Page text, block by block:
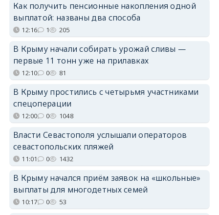
Как получить пенсионные накопления одной
выплатой: названы два способа
12:16 1 205
В Крыму начали собирать урожай сливы —
первые 11 тонн уже на прилавках
12:10 0 81
В Крыму простились с четырьмя участниками
спецоперации
12:00 0 1048
Власти Севастополя услышали операторов
севастопольских пляжей
11:01 0 1432
В Крыму начался приём заявок на «школьные»
выплаты для многодетных семей
10:17 0 53